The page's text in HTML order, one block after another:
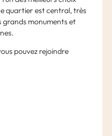
quartier est central, très
grands monuments et
pouvez rejoindre